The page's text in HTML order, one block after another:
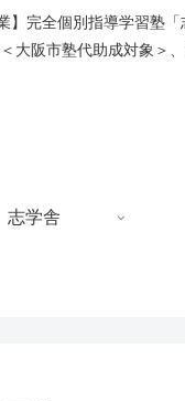
】完全個別指導学習塾
大阪市塾代助成対象＞
志学舎